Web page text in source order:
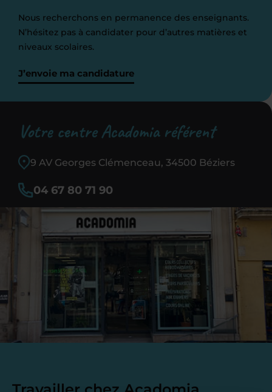
Nous recherchons en permanence des enseignants.
N’hésitez pas à candidater pour d’autres matières et
niveaux scolaires.
J’envoie ma candidature
Votre centre Acadomia référent
9 AV Georges Clémenceau, 34500 Béziers
04 67 80 71 90